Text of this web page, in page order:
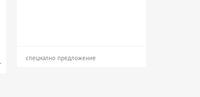
специално предложение